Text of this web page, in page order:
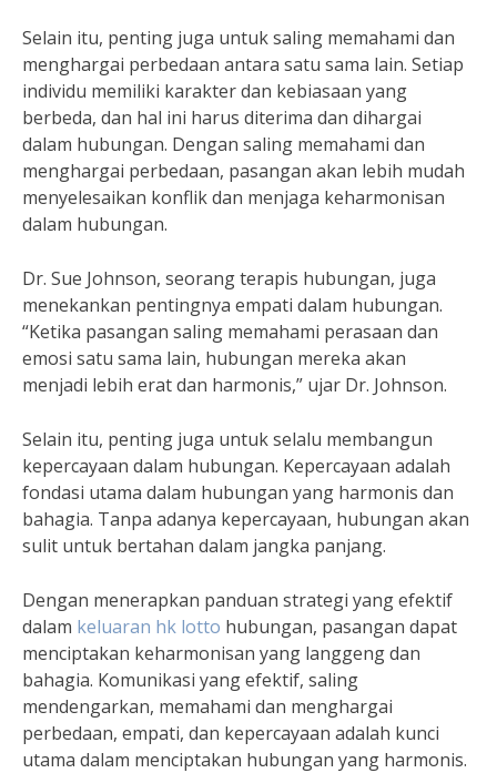
Selain itu, penting juga untuk saling memahami dan
menghargai perbedaan antara satu sama lain. Setiap
individu memiliki karakter dan kebiasaan yang
berbeda, dan hal ini harus diterima dan dihargai
dalam hubungan. Dengan saling memahami dan
menghargai perbedaan, pasangan akan lebih mudah
menyelesaikan konflik dan menjaga keharmonisan
dalam hubungan.
Dr. Sue Johnson, seorang terapis hubungan, juga
menekankan pentingnya empati dalam hubungan.
“Ketika pasangan saling memahami perasaan dan
emosi satu sama lain, hubungan mereka akan
menjadi lebih erat dan harmonis,” ujar Dr. Johnson.
Selain itu, penting juga untuk selalu membangun
kepercayaan dalam hubungan. Kepercayaan adalah
fondasi utama dalam hubungan yang harmonis dan
bahagia. Tanpa adanya kepercayaan, hubungan akan
sulit untuk bertahan dalam jangka panjang.
Dengan menerapkan panduan strategi yang efektif
dalam keluaran hk lotto hubungan, pasangan dapat
menciptakan keharmonisan yang langgeng dan
bahagia. Komunikasi yang efektif, saling
mendengarkan, memahami dan menghargai
perbedaan, empati, dan kepercayaan adalah kunci
utama dalam menciptakan hubungan yang harmonis.